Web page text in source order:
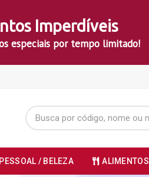
Imperdíveis
especiais por tempo limitado!
/ BELEZA ALIMENTOS